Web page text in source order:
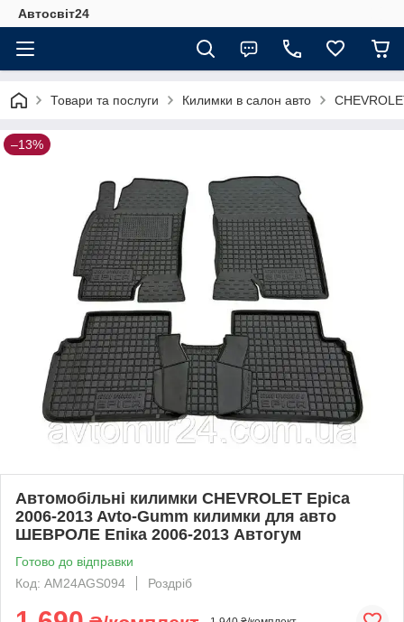
Автосвіт24
Товари та послуги Килимки в салон авто
–13%
Автомобільні килимки CHEVROLET Epica
2006-2013 Avto-Gumm килимки для авто
ШЕВРОЛЕ Епіка 2006-2013 Автогум
Готово до відправки
Код: AM24AGS094
Роздріб